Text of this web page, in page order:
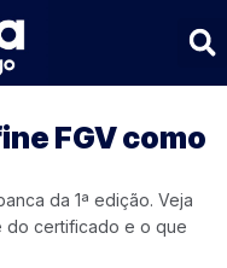
FGV como
da 1ª edição. Veja
do certificado e o que